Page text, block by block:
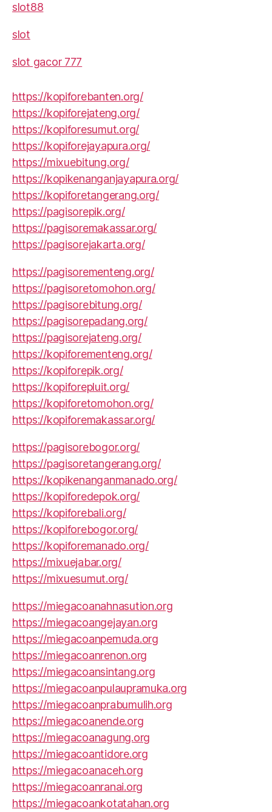
slot88
slot
slot gacor 777
https://kopiforebanten.org/
https://kopiforejateng.org/
https://kopiforesumut.org/
https://kopiforejayapura.org/
https://mixuebitung.org/
https://kopikenanganjayapura.org/
https://kopiforetangerang.org/
https://pagisorepik.org/
https://pagisoremakassar.org/
https://pagisorejakarta.org/
https://pagisorementeng.org/
https://pagisoretomohon.org/
https://pagisorebitung.org/
https://pagisorepadang.org/
https://pagisorejateng.org/
https://kopiforementeng.org/
https://kopiforepik.org/
https://kopiforepluit.org/
https://kopiforetomohon.org/
https://kopiforemakassar.org/
https://pagisorebogor.org/
https://pagisoretangerang.org/
https://kopikenanganmanado.org/
https://kopiforedepok.org/
https://kopiforebali.org/
https://kopiforebogor.org/
https://kopiforemanado.org/
https://mixuejabar.org/
https://mixuesumut.org/
https://miegacoanahnasution.org
https://miegacoangejayan.org
https://miegacoanpemuda.org
https://miegacoanrenon.org
https://miegacoansintang.org
https://miegacoanpulaupramuka.org
https://miegacoanprabumulih.org
https://miegacoanende.org
https://miegacoanagung.org
https://miegacoantidore.org
https://miegacoanaceh.org
https://miegacoanranai.org
https://miegacoankotatahan.org